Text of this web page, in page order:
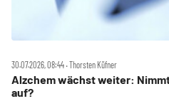
30.07.2026, 08:44 ‧ Thorsten Küfner
Alzchem wächst weiter:
auf?